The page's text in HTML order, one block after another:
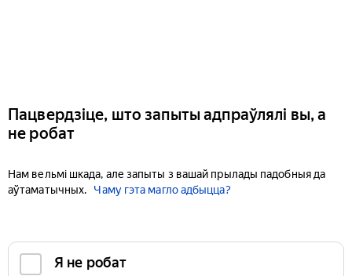
Пацвердзіце, што запыты адпраўлялі вы, а
не робат
Нам вельмі шкада, але запыты з вашай прылады падобныя да
аўтаматычных.
Чаму гэта магло адбыцца?
Я не робат